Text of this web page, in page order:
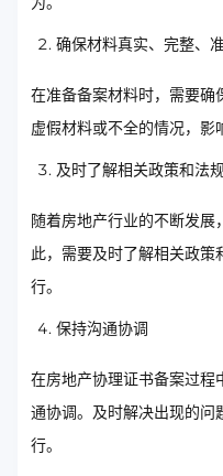
确保材料真实、完整、
在准备备案材料时，需要确
虚假材料或不全的情况，影
及时了解相关政策和法
随着房地产行业的不断发展
此，需要及时了解相关政
行。
保持沟通协调
在房地产协理证书备案过程
通协调。及时解决出现的问
行。